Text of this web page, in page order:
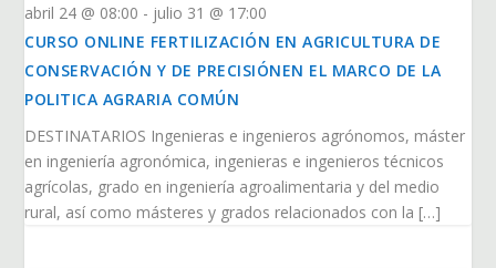
abril 24 @ 08:00 - julio 31 @ 17:00
CURSO ONLINE FERTILIZACIÓN EN AGRICULTURA DE
CONSERVACIÓN Y DE PRECISIÓNEN EL MARCO DE LA
POLITICA AGRARIA COMÚN
DESTINATARIOS Ingenieras e ingenieros agrónomos, máster
en ingeniería agronómica, ingenieras e ingenieros técnicos
agrícolas, grado en ingeniería agroalimentaria y del medio
rural, así como másteres y grados relacionados con la […]